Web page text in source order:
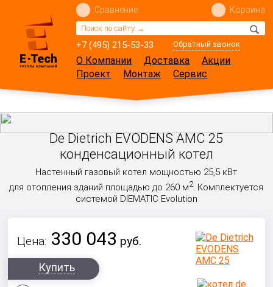
+7 (495) 215-53-33 Обратный звонок
Сравнение Корзина
О Компании Доставка
Акции
Проект
Монтаж Сервис
De Dietrich EVODENS AMC 25
конденсационный котел
Настенный газовый котел мощностью 25,5 кВт
для отопления зданий площадью до 260 м2. Комплектуется
системой DIEMATIC Evolution
Цена: 330 043 руб.
Купить